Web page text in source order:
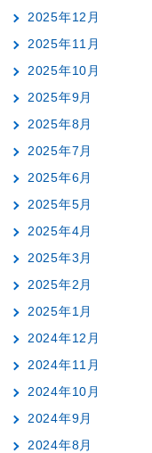
2025年12月
2025年11月
2025年10月
2025年9月
2025年8月
2025年7月
2025年6月
2025年5月
2025年4月
2025年3月
2025年2月
2025年1月
2024年12月
2024年11月
2024年10月
2024年9月
2024年8月